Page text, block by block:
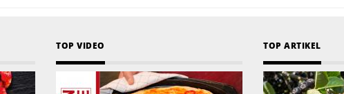
TOP VIDEO TOP ARTIKEL